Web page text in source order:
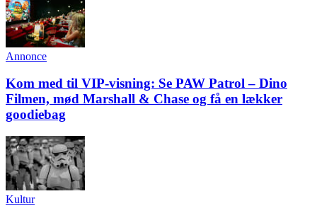
Annonce
Kom med til VIP-visning: Se PAW Patrol – Dino
Filmen, mød Marshall & Chase og få en lækker
goodiebag
Kultur